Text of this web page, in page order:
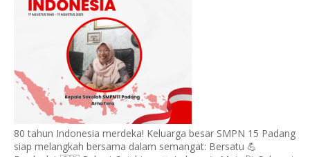
80 tahun Indonesia merdeka! Keluarga besar SMPN 15 Padang
siap melangkah bersama dalam semangat: Bersatu 💪